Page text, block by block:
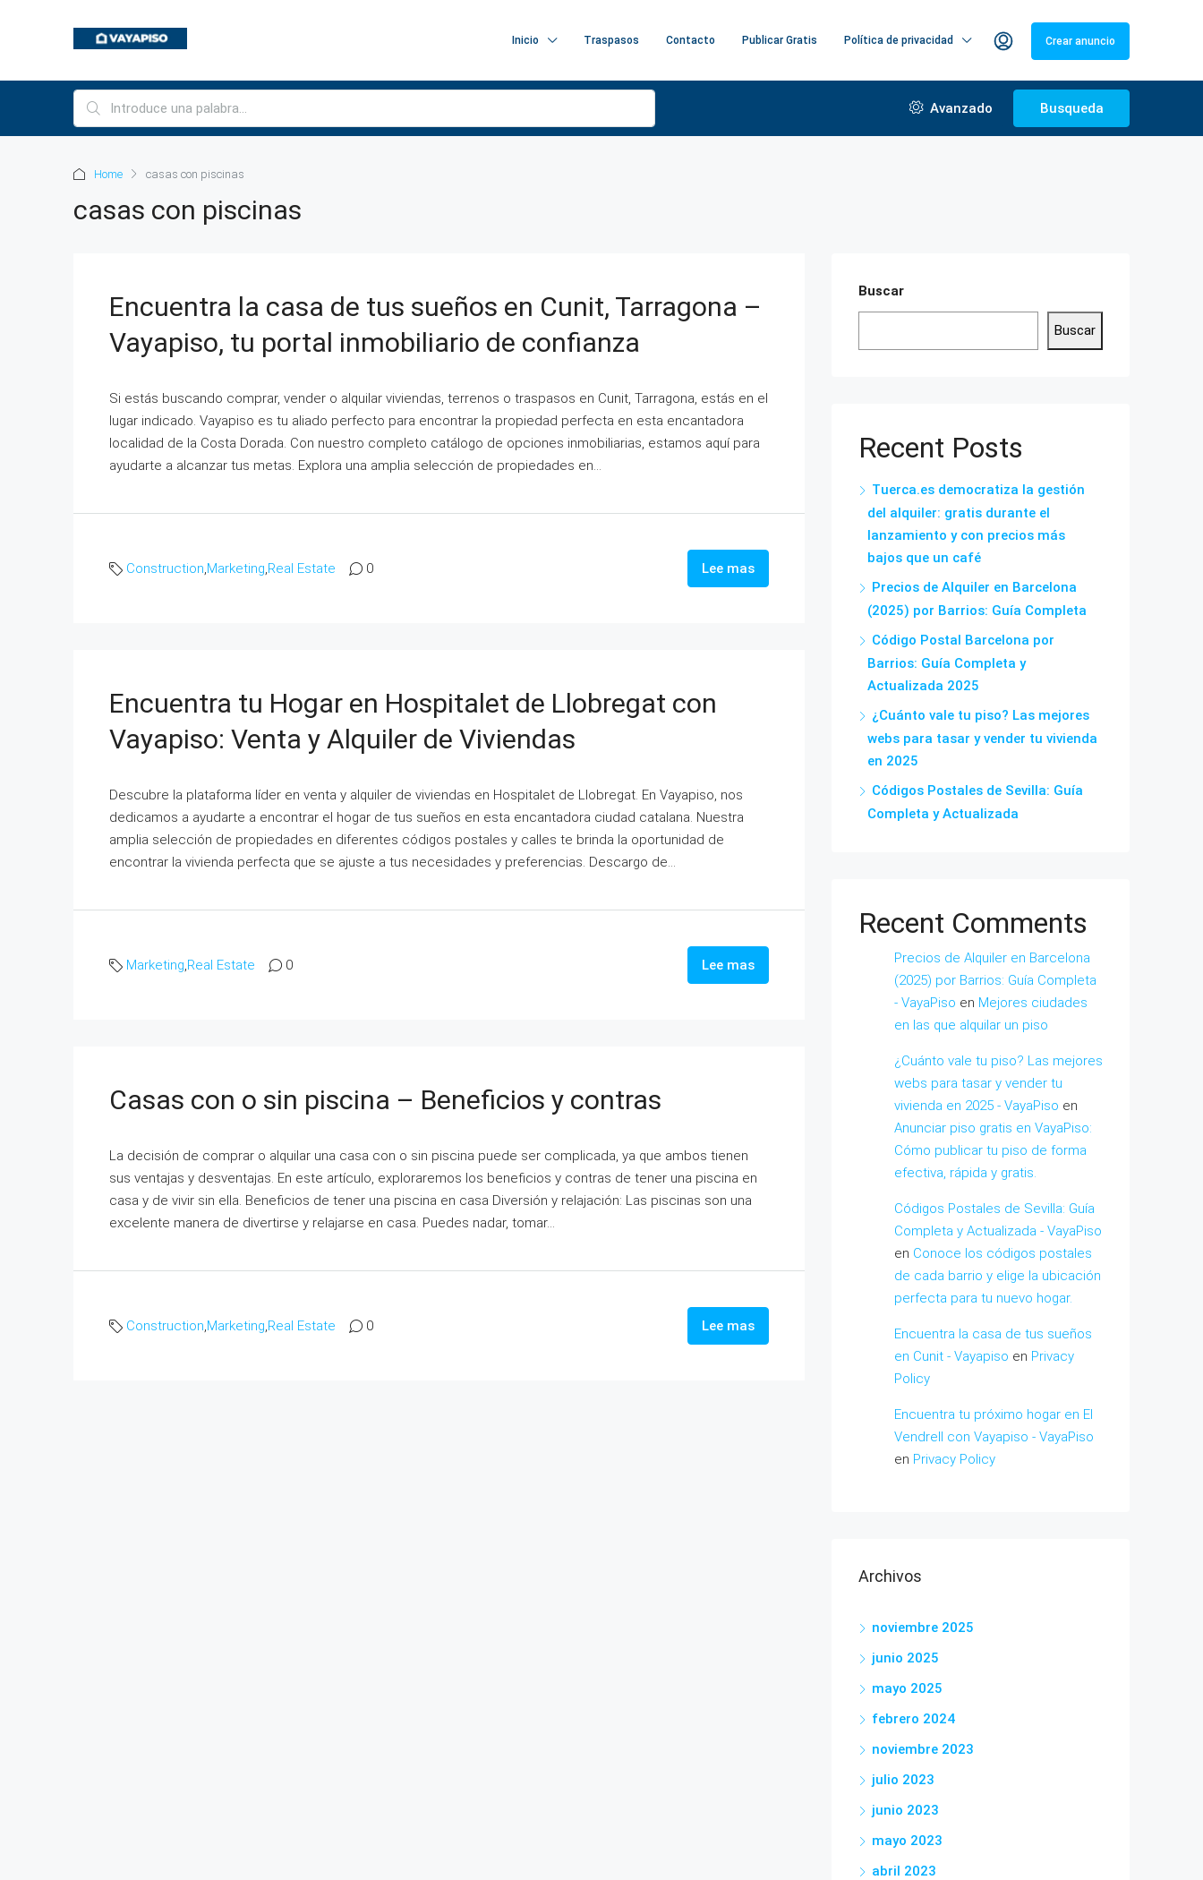
Inicio Traspasos Contacto Publicar Gratis Política de privacidad Crear anuncio
Avanzado Busqueda
Home casas con piscinas
casas con piscinas
Encuentra la casa de tus sueños en Cunit, Tarragona –
Vayapiso, tu portal inmobiliario de confianza
Si estás buscando comprar, vender o alquilar viviendas, terrenos o traspasos en Cunit, Tarragona, estás en el
lugar indicado. Vayapiso es tu aliado perfecto para encontrar la propiedad perfecta en esta encantadora
localidad de la Costa Dorada. Con nuestro completo catálogo de opciones inmobiliarias, estamos aquí para
ayudarte a alcanzar tus metas. Explora una amplia selección de propiedades en...
Construction Marketing Real Estate 0 Lee mas
Encuentra tu Hogar en Hospitalet de Llobregat con
Vayapiso: Venta y Alquiler de Viviendas
Descubre la plataforma líder en venta y alquiler de viviendas en Hospitalet de Llobregat. En Vayapiso, nos
dedicamos a ayudarte a encontrar el hogar de tus sueños en esta encantadora ciudad catalana. Nuestra
amplia selección de propiedades en diferentes códigos postales y calles te brinda la oportunidad de
encontrar la vivienda perfecta que se ajuste a tus necesidades y preferencias. Descargo de...
Marketing Real Estate 0 Lee mas
Casas con o sin piscina – Beneficios y contras
La decisión de comprar o alquilar una casa con o sin piscina puede ser complicada, ya que ambos tienen
sus ventajas y desventajas. En este artículo, exploraremos los beneficios y contras de tener una piscina en
casa y de vivir sin ella. Beneficios de tener una piscina en casa Diversión y relajación: Las piscinas son una
excelente manera de divertirse y relajarse en casa. Puedes nadar, tomar...
Construction Marketing Real Estate 0 Lee mas
Buscar
Buscar
Recent Posts
Tuerca.es democratiza la gestión
del alquiler: gratis durante el
lanzamiento y con precios más
bajos que un café
Precios de Alquiler en Barcelona
(2025) por Barrios: Guía Completa
Código Postal Barcelona por
Barrios: Guía Completa y
Actualizada 2025
¿Cuánto vale tu piso? Las mejores
webs para tasar y vender tu vivienda
en 2025
Códigos Postales de Sevilla: Guía
Completa y Actualizada
Recent Comments
Precios de Alquiler en Barcelona
(2025) por Barrios: Guía Completa
- VayaPiso en Mejores ciudades
en las que alquilar un piso
¿Cuánto vale tu piso? Las mejores
webs para tasar y vender tu
vivienda en 2025 - VayaPiso en
Anunciar piso gratis en VayaPiso:
Cómo publicar tu piso de forma
efectiva, rápida y gratis.
Códigos Postales de Sevilla: Guía
Completa y Actualizada - VayaPiso
en Conoce los códigos postales
de cada barrio y elige la ubicación
perfecta para tu nuevo hogar.
Encuentra la casa de tus sueños
en Cunit - Vayapiso en Privacy
Policy
Encuentra tu próximo hogar en El
Vendrell con Vayapiso - VayaPiso
en Privacy Policy
Archivos
noviembre 2025
junio 2025
mayo 2025
febrero 2024
noviembre 2023
julio 2023
junio 2023
mayo 2023
abril 2023